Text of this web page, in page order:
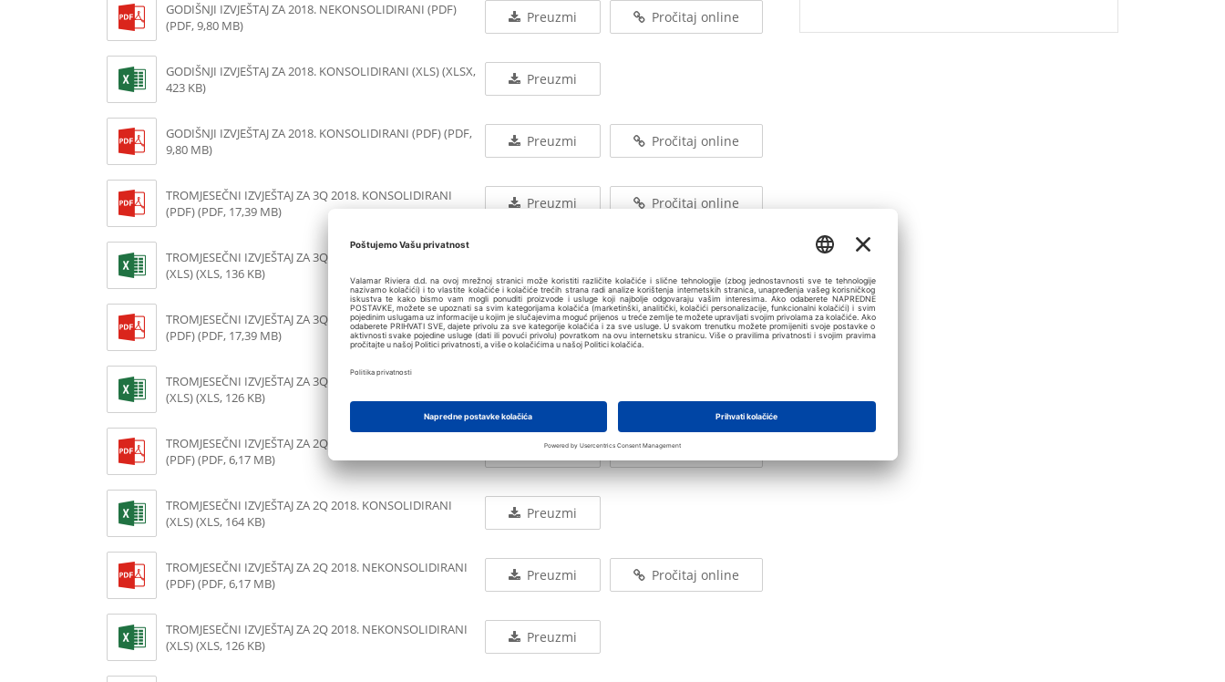
GODIŠNJI IZVJEŠTAJ ZA 2018. NEKONSOLIDIRANI (PDF)
(PDF, 9,80 MB)
Preuzmi Pročitaj online
GODIŠNJI IZVJEŠTAJ ZA 2018. KONSOLIDIRANI (XLS) (XLSX,
423 KB)
Preuzmi
GODIŠNJI IZVJEŠTAJ ZA 2018. KONSOLIDIRANI (PDF) (PDF,
9,80 MB)
Preuzmi Pročitaj online
TROMJESEČNI IZVJEŠTAJ ZA 3Q 2018. KONSOLIDIRANI
(PDF) (PDF, 17,39 MB)
Preuzmi Pročitaj online
TROMJESEČNI IZVJEŠTAJ ZA 3Q 2018. KONSOLIDIRANI
(XLS) (XLS, 136 KB)
TROMJESEČNI IZVJEŠTAJ ZA 3Q 2018. NEKONSOLIDIRANI
(PDF) (PDF, 17,39 MB)
Preuzmi Pročitaj online
TROMJESEČNI IZVJEŠTAJ ZA 3Q 2018. NEKONSOLIDIRANI
(XLS) (XLS, 126 KB)
TROMJESEČNI IZVJEŠTAJ ZA 2Q 2018. KONSOLIDIRANI
(PDF) (PDF, 6,17 MB)
Preuzmi Pročitaj online
TROMJESEČNI IZVJEŠTAJ ZA 2Q 2018. KONSOLIDIRANI
(XLS) (XLS, 164 KB)
Preuzmi
TROMJESEČNI IZVJEŠTAJ ZA 2Q 2018. NEKONSOLIDIRANI
(PDF) (PDF, 6,17 MB)
Preuzmi Pročitaj online
TROMJESEČNI IZVJEŠTAJ ZA 2Q 2018. NEKONSOLIDIRANI
(XLS) (XLS, 126 KB)
Preuzmi